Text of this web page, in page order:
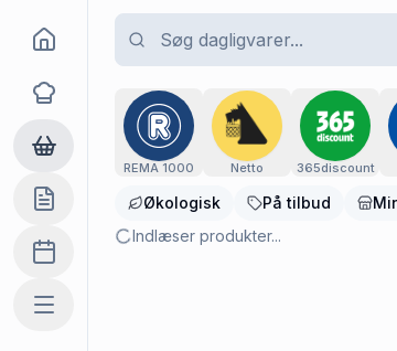
Goma
Opskrifter
Dagligvarer
Indkøbslisten
Madplan
Mere
Dagligvarer - Sammenlign priser
REMA 1000 Netto 365discount
Økologisk På tilbud
Indlæser produkter...